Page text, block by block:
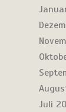
Juli